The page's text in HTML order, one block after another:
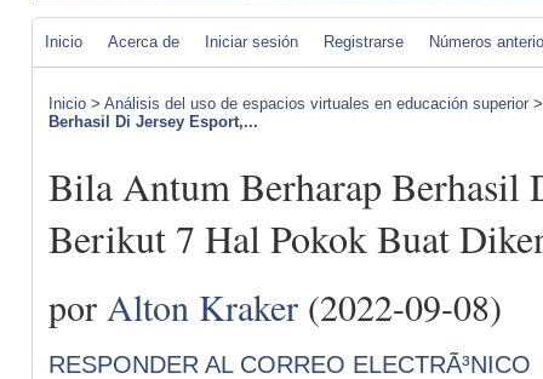
Inicio Acerca de Iniciar sesión Registrarse Números
Inicio > Análisis del uso de espacios virtuales en educación superior
Berhasil Di Jersey Esport,...
Bila Antum Berharap Berhasil
Berikut 7 Hal Pokok Buat
por Alton Kraker (2022-09-08)
RESPONDER AL CORREO ELECTRÃ³NICO